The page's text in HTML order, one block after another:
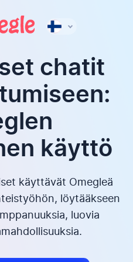
chatit
käyttö
käyttävät Omegleä
löytääkseen
luovia